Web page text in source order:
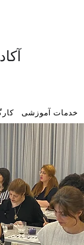
خدمات آموزشی